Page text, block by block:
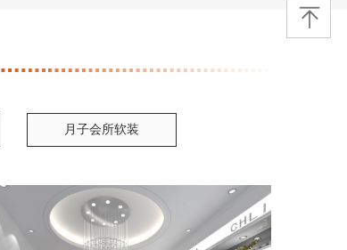
月子会所软装